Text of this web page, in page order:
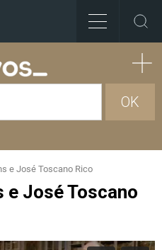
OK
e José Toscano Rico
José Toscano